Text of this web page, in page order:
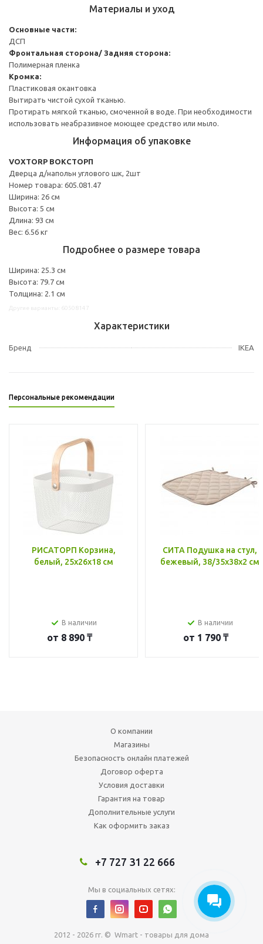
Материалы и уход
Основные части:
ДСП
Фронтальная сторона/ Задняя сторона:
Полимерная пленка
Кромка:
Пластиковая окантовка
Вытирать чистой сухой тканью.
Протирать мягкой тканью, смоченной в воде. При необходимости
использовать неабразивное моющее средство или мыло.
Информация об упаковке
VOXTORP ВОКСТОРП
Дверца д/напольн углового шк, 2шт
Номер товара: 605.081.47
Ширина: 26 см
Высота: 5 см
Длина: 93 см
Вес: 6.56 кг
Подробнее о размере товара
Ширина: 25.3 см
Высота: 79.7 см
Толщина: 2.1 см
Характеристики
Бренд IKEA
Персональные рекомендации
РИСАТОРП Корзина,
белый, 25x26x18 см
В наличии
от 8 890 ₸
СИТА Подушка на стул,
бежевый, 38/35x38x2 см
В наличии
от 1 790 ₸
О компании
Магазины
Безопасность онлайн платежей
Договор оферта
Условия доставки
Гарантия на товар
Дополнительные услуги
Как оформить заказ
+7 727 31 22 666
Мы в социальных сетях:
2012 - 2026 гг. © Wmart - товары для дома